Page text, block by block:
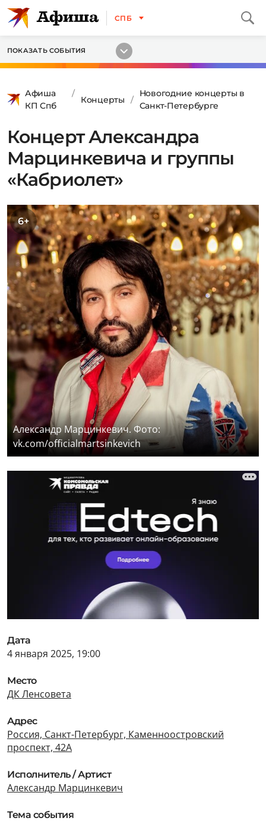
СПБ
ПОКАЗАТЬ СОБЫТИЯ
Афиша
КП Спб
Концерты
Новогодние концерты в
Санкт-Петербурге
Концерт Александра
Марцинкевича и группы
«Кабриолет»
6+
Александр Марцинкевич. Фото:
vk.com/officialmartsinkevich
Дата
4 января 2025, 19:00
Место
ДК Ленсовета
Адрес
Россия, Санкт-Петербург, Каменноостровский
проспект, 42А
Исполнитель / Артист
Александр Марцинкевич
Тема события